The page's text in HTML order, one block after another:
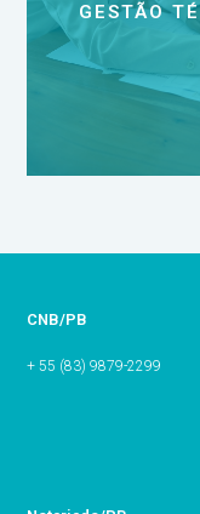
GESTÃO
CNB/PB
+ 55 (83) 9879-2299